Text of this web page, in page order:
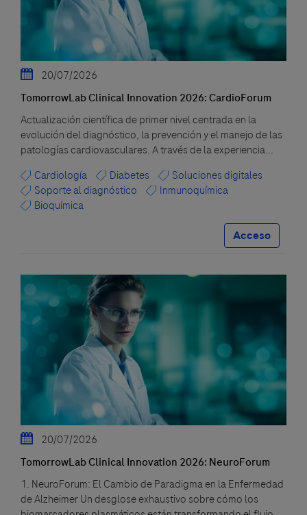
20/07/2026
TomorrowLab Clinical Innovation 2026: CardioForum
Actualización científica de primer nivel centrada en la
evolución del diagnóstico, la prevención y el manejo de las
patologías cardiovasculares. A través de la experiencia...
Cardiología
Diabetes
Soluciones digitales
Soporte al diagnóstico
Inmunoquímica
Bioquímica
Acceso
20/07/2026
TomorrowLab Clinical Innovation 2026: NeuroForum
1. NeuroForum: El Cambio de Paradigma en la Enfermedad
de Alzheimer Un desglose exhaustivo sobre cómo los